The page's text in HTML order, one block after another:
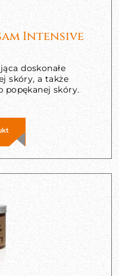
Intensive
doskonałe
skóry, a także
popękanej skóry.